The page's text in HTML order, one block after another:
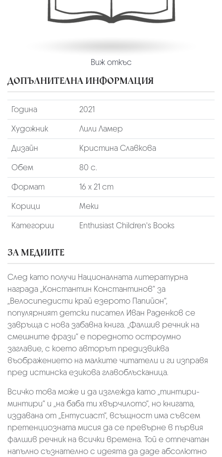
Виж откъс
ДОПЪЛНИТЕЛНА ИНФОРМАЦИЯ
Година
2021
Художник
Лили Ламер
Дизайн
Кристина Славкова
Обем
80 с.
Формат
16 х 21 cm
Корици
Меки
Категории
Enthusiast Children's Books
ЗА МЕДИИТЕ
След като получи Националната литературна
награда „Константин Константинов“ за
„Велосипедисти край езерото Папийон“,
популярният детски писател Иван Раденков се
завръща с нова забавна книга. „Фалшив речник на
смешните фрази“ е поредното остроумно
заглавие, с което авторът предизвиква
въображението на малките читатели и ги изправя
пред истинска езикова главоблъсканица.
Всичко това може и да изглежда като „тинтири-
минтири“ и „на баба ти хвърчилото“, но книгата,
издавана от „Ентусиаст“, всъщност има съвсем
претенциозната мисия да се превърне в първия
фалшив речник на всички времена. Той е отпечатан
напълно съзнателно с идеята да даде абсолютно